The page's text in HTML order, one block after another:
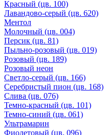
Красный (цв. 100)
Лавандово-серый (цв. 620)
Ментол
Молочный (цв. 004)
Персик (цв. 81)
Пыльно-розовый (цв. 019)
Розовый (цв. 189)
Розовый неон
Светло-серый (цв. 166)
Серебристый пион (цв. 168)
Слива (цв. 076)
Темно-красный (цв. 101)
Темно-синий (цв. 061)
Ультрамарин
Фиолетовый (цв. 096)